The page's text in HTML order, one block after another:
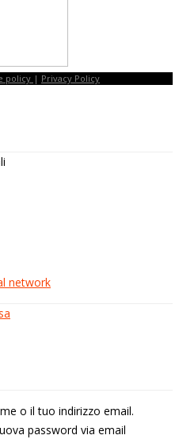
policy | Privacy Policy
network
o il tuo indirizzo email.
password via email